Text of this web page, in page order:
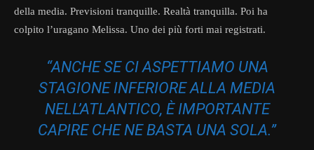
della media. Previsioni tranquille. Realtà tranquilla. Poi ha
colpito l’uragano Melissa. Uno dei più forti mai registrati.
“ANCHE SE CI ASPETTIAMO UNA
STAGIONE INFERIORE ALLA MEDIA
NELL’ATLANTICO, È IMPORTANTE
CAPIRE CHE NE BASTA UNA SOLA.”